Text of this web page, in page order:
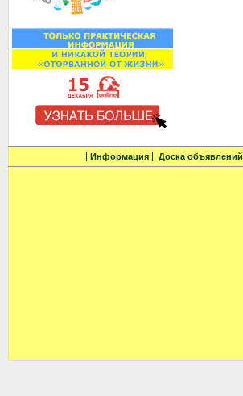
Информация Доска объявлений